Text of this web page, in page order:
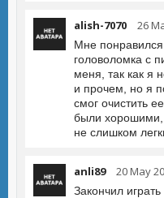
alish-7070 26
Мне понравился
головоломка с
меня, так как я
и прочем, но я
смог очистить
были
не слишком
anli89 20 May
Закончил